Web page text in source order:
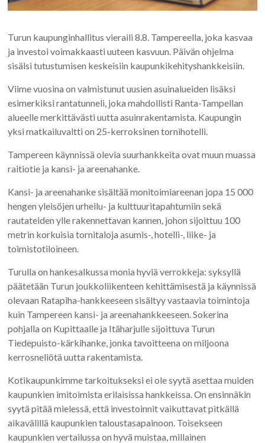
Turun kaupunginhallitus vieraili 8.8. Tampereella, joka kasvaa
ja investoi voimakkaasti uuteen kasvuun. Päivän ohjelma
sisälsi tutustumisen keskeisiin kaupunkikehityshankkeisiin.
Viime vuosina on valmistunut uusien asuinalueiden lisäksi
esimerkiksi rantatunneli, joka mahdollisti Ranta-Tampellan
alueelle merkittävästi uutta asuinrakentamista. Kaupungin
yksi matkailuvaltti on 25-kerroksinen tornihotelli.
Tampereen käynnissä olevia suurhankkeita ovat muun muassa
raitiotie ja kansi- ja areenahanke.
Kansi- ja areenahanke sisältää monitoimiareenan jopa 15 000
hengen yleisöjen urheilu- ja kulttuuritapahtumiin sekä
rautateiden ylle rakennettavan kannen, johon sijoittuu 100
metrin korkuisia tornitaloja asumis-, hotelli-, liike- ja
toimistotiloineen.
Turulla on hankesalkussa monia hyviä verrokkeja: syksyllä
päätetään Turun joukkoliikenteen kehittämisestä ja käynnissä
olevaan Ratapiha-hankkeeseen sisältyy vastaavia toimintoja
kuin Tampereen kansi- ja areenahankkeeseen. Sokerina
pohjalla on Kupittaalle ja Itäharjulle sijoittuva Turun
Tiedepuisto-kärkihanke, jonka tavoitteena on miljoona
kerrosneliötä uutta rakentamista.
Kotikaupunkimme tarkoitukseksi ei ole syytä asettaa muiden
kaupunkien imitoimista erilaisissa hankkeissa. On ensinnäkin
syytä pitää mielessä, että investoinnit vaikuttavat pitkällä
aikavälillä kaupunkien taloustasapainoon. Toisekseen
kaupunkien vertailussa on hyvä muistaa, millainen